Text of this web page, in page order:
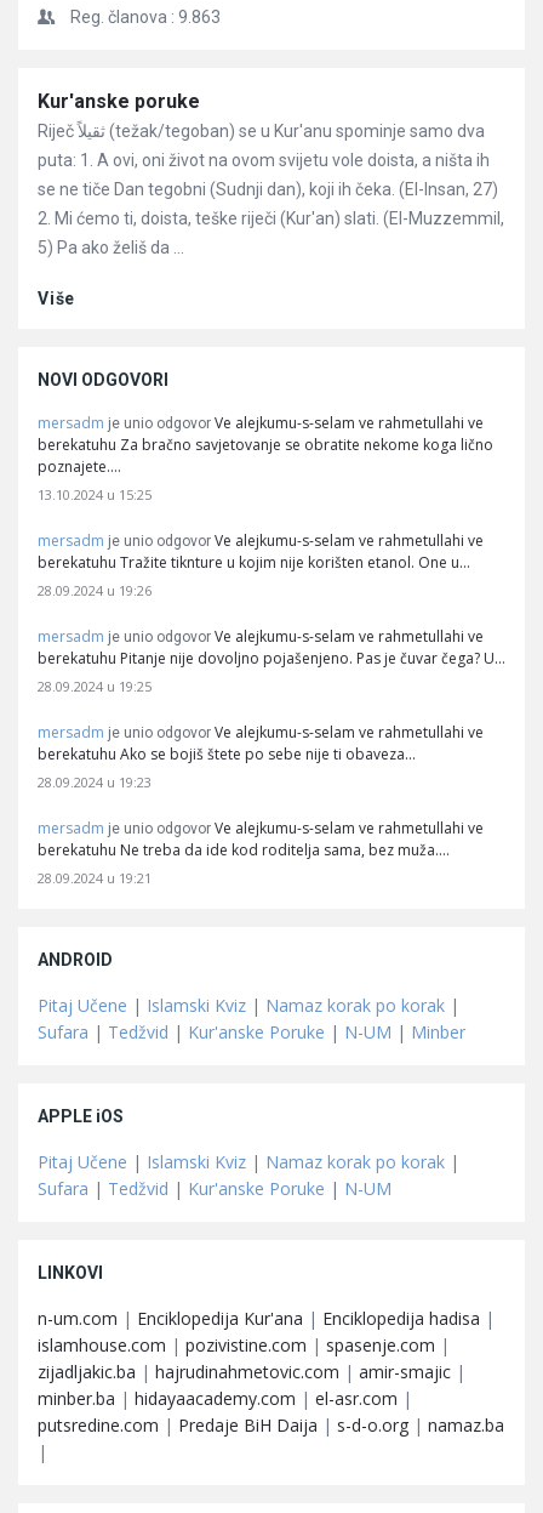
Reg. članova : 9.863
Članci
Kur'anske poruke
Riječ ثقيلاً (težak/tegoban) se u Kur'anu spominje samo dva
puta: 1. A ovi, oni život na ovom svijetu vole doista, a ništa ih
se ne tiče Dan tegobni (Sudnji dan), koji ih čeka. (El-Insan, 27)
2. Mi ćemo ti, doista, teške riječi (Kur'an) slati. (El-Muzzemmil,
5) Pa ako želiš da ...
Više
NOVI ODGOVORI
mersadm je unio odgovor Ve alejkumu-s-selam ve rahmetullahi ve
berekatuhu Za bračno savjetovanje se obratite nekome koga lično
poznajete.…
13.10.2024 u 15:25
mersadm je unio odgovor Ve alejkumu-s-selam ve rahmetullahi ve
berekatuhu Tražite tiknture u kojim nije korišten etanol. One u…
28.09.2024 u 19:26
mersadm je unio odgovor Ve alejkumu-s-selam ve rahmetullahi ve
berekatuhu Pitanje nije dovoljno pojašenjeno. Pas je čuvar čega? U…
28.09.2024 u 19:25
mersadm je unio odgovor Ve alejkumu-s-selam ve rahmetullahi ve
berekatuhu Ako se bojiš štete po sebe nije ti obaveza…
28.09.2024 u 19:23
mersadm je unio odgovor Ve alejkumu-s-selam ve rahmetullahi ve
berekatuhu Ne treba da ide kod roditelja sama, bez muža.…
28.09.2024 u 19:21
ANDROID
Pitaj Učene | Islamski Kviz | Namaz korak po korak |
Sufara | Tedžvid | Kur'anske Poruke | N-UM | Minber
APPLE iOS
Pitaj Učene | Islamski Kviz | Namaz korak po korak |
Sufara | Tedžvid | Kur'anske Poruke | N-UM
LINKOVI
n-um.com | Enciklopedija Kur'ana | Enciklopedija hadisa |
islamhouse.com | pozivistine.com | spasenje.com |
zijadljakic.ba | hajrudinahmetovic.com | amir-smajic |
minber.ba | hidayaacademy.com | el-asr.com |
putsredine.com | Predaje BiH Daija | s-d-o.org | namaz.ba
|